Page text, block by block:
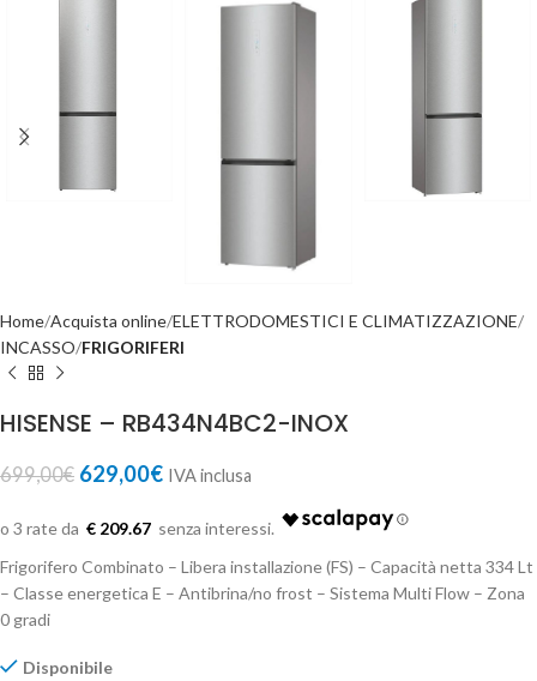
Home Acquista online ELETTRODOMESTICI E CLIMATIZZAZIONE
INCASSO FRIGORIFERI
HISENSE – RB434N4BC2-INOX
699,00€ 629,00€ IVA inclusa
€ 209.67
Frigorifero Combinato – Libera installazione (FS) – Capacità netta 334 Lt
– Classe energetica E – Antibrina/no frost – Sistema Multi Flow – Zona
0 gradi
Disponibile